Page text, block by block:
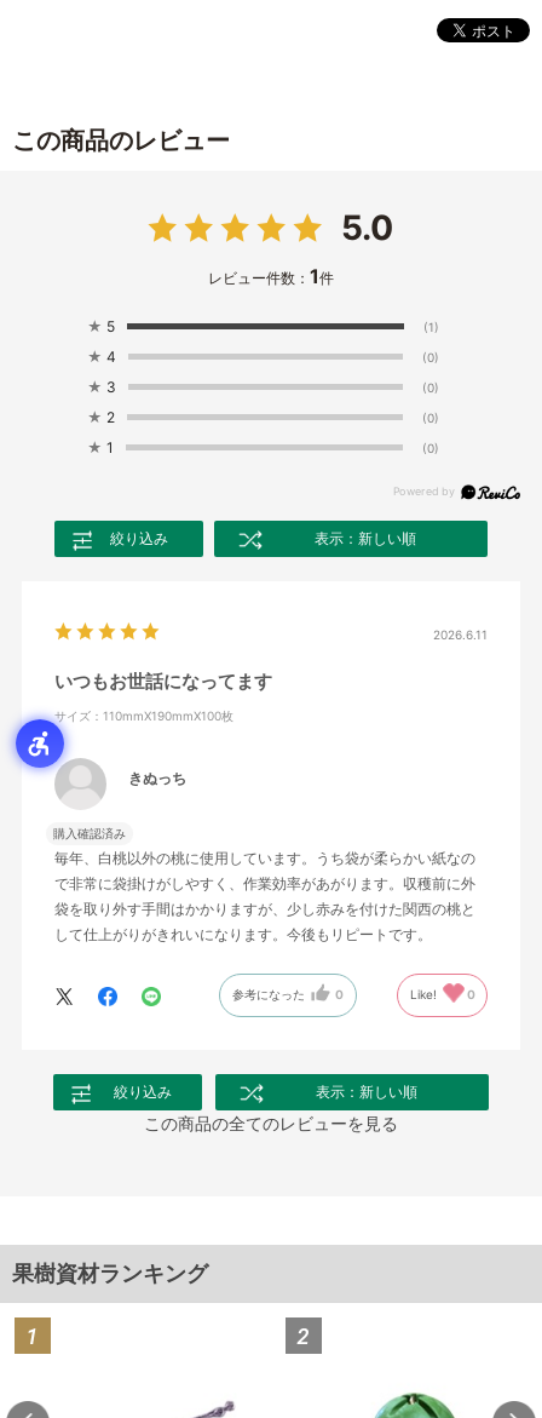
この商品のレビュー
5.0
レビュー件数： 1件
★ 5 (1)
★ 4 (0)
★ 3 (0)
★ 2 (0)
★ 1 (0)
絞り込み 表示：新しい順
2026.6.11
いつもお世話になってます
サイズ：110mmX190mmX100枚
きぬっち
購入確認済み
毎年、白桃以外の桃に使用しています。うち袋が柔らかい紙なの
で非常に袋掛けがしやすく、作業効率があがります。収穫前に外
袋を取り外す手間はかかりますが、少し赤みを付けた関西の桃と
して仕上がりがきれいになります。今後もリピートです。
参考になった 0 Like! 0
絞り込み 表示：新しい順
この商品の全てのレビューを見る
果樹資材ランキング